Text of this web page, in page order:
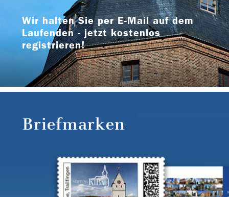
Wir halten Sie per E-Mail auf dem
Laufenden - jetzt kostenlos
registrieren!
Briefmarken